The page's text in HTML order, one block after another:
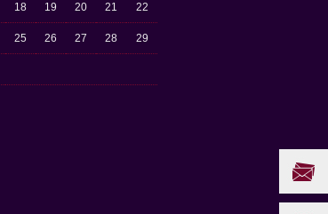
18 19 20 21 22
25 26 27 28 29